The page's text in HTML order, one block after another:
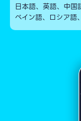
日本語、英語、中
ペイン語、ロシア語